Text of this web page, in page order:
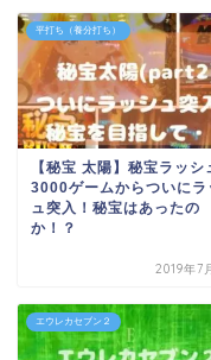
平打ち（養分打ち）
【秘宝 太陽】秘宝ラッシ
3000ゲームからついにラ
ュ突入！秘宝はあったの
か！？
2019年7
エウレカセブン２